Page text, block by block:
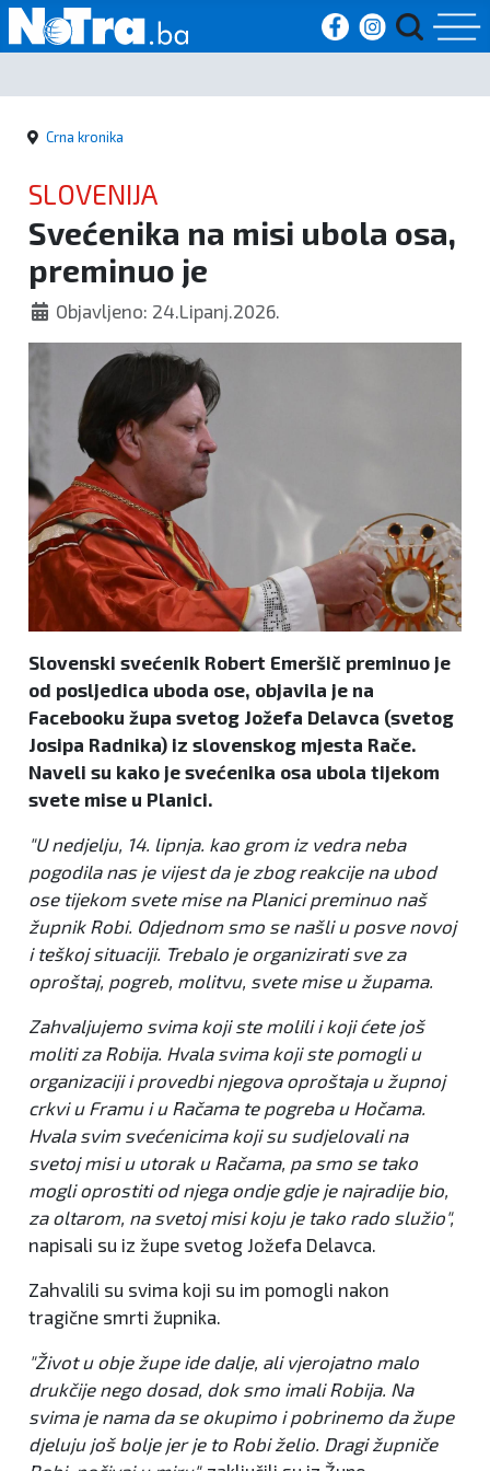
Početna
Vijesti
Sport
Kultura
Crna
kronika
Politika
Zanimljivosti
Crna kronika
SLOVENIJA
Svećenika na misi ubola osa,
preminuo je
Objavljeno: 24.Lipanj.2026.
Slovenski svećenik Robert Emeršič preminuo je
od posljedica uboda ose, objavila je na
Facebooku župa svetog Jožefa Delavca (svetog
Josipa Radnika) iz slovenskog mjesta Rače.
Naveli su kako je svećenika osa ubola tijekom
svete mise u Planici.
"U nedjelju, 14. lipnja. kao grom iz vedra neba
pogodila nas je vijest da je zbog reakcije na ubod
ose tijekom svete mise na Planici preminuo naš
župnik Robi. Odjednom smo se našli u posve novoj
i teškoj situaciji. Trebalo je organizirati sve za
oproštaj, pogreb, molitvu, svete mise u župama.
Zahvaljujemo svima koji ste molili i koji ćete još
moliti za Robija. Hvala svima koji ste pomogli u
organizaciji i provedbi njegova oproštaja u župnoj
crkvi u Framu i u Račama te pogreba u Hočama.
Hvala svim svećenicima koji su sudjelovali na
svetoj misi u utorak u Račama, pa smo se tako
mogli oprostiti od njega ondje gdje je najradije bio,
za oltarom, na svetoj misi koju je tako rado služio",
napisali su iz župe svetog Jožefa Delavca.
Zahvalili su svima koji su im pomogli nakon
tragične smrti župnika.
"Život u obje župe ide dalje, ali vjerojatno malo
drukčije nego dosad, dok smo imali Robija. Na
svima je nama da se okupimo i pobrinemo da župe
djeluju još bolje jer je to Robi želio. Dragi župniče